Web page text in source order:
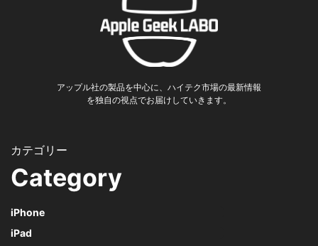
アップル社の製品を中心に、ハイテク市場の最新情報
を独自の視点でお届けしていきます。
Category
iPhone
iPad